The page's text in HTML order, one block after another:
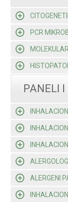
PCR
PANELI
ALERGENI